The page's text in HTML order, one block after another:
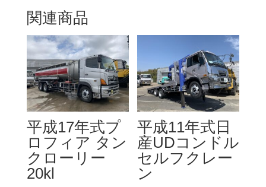
関連商品
平成17年式プ
ロフィア タン
クローリー
20kl
平成11年式日
産UDコンドル
セルフクレー
ン